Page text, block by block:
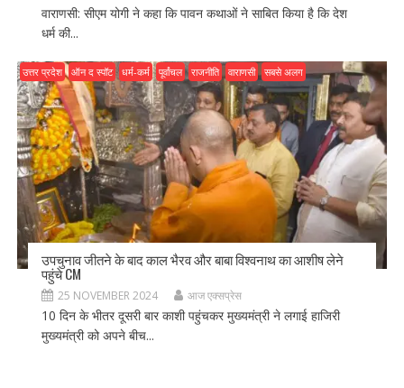
वाराणसी: सीएम योगी ने कहा कि पावन कथाओं ने साबित किया है कि देश
धर्म की...
उत्तर प्रदेश ऑन द स्पॉट धर्म-कर्म पूर्वांचल राजनीति वाराणसी सबसे अलग
उपचुनाव जीतने के बाद काल भैरव और बाबा विश्वनाथ का आशीष लेने
पहुंचे CM
25 NOVEMBER 2024 आज एक्सप्रेस
10 दिन के भीतर दूसरी बार काशी पहुंचकर मुख्यमंत्री ने लगाई हाजिरी
मुख्यमंत्री को अपने बीच...